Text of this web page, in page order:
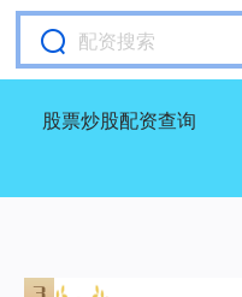
股票炒股配资查询